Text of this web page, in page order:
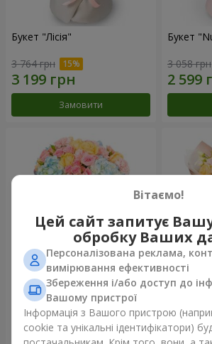
Букет "Лісія"
3 764 грн
Замовити
Букет
3 058 грн
Букет "Ніжність світанку"
4 799 грн
Букет
2 999 грн
Вітаємо!
Цей сайт запитує
обробку Ваших
Персоналізована реклама,
вимірювання ефективності
Збереження і/або доступ до
Вашому пристрої
Інформація з Вашого пристрою
cookie та унікальні ідентифікатори)